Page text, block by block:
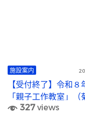
施設案内
【受付終了】令和８
「親子工作教室」（
童館）
327views